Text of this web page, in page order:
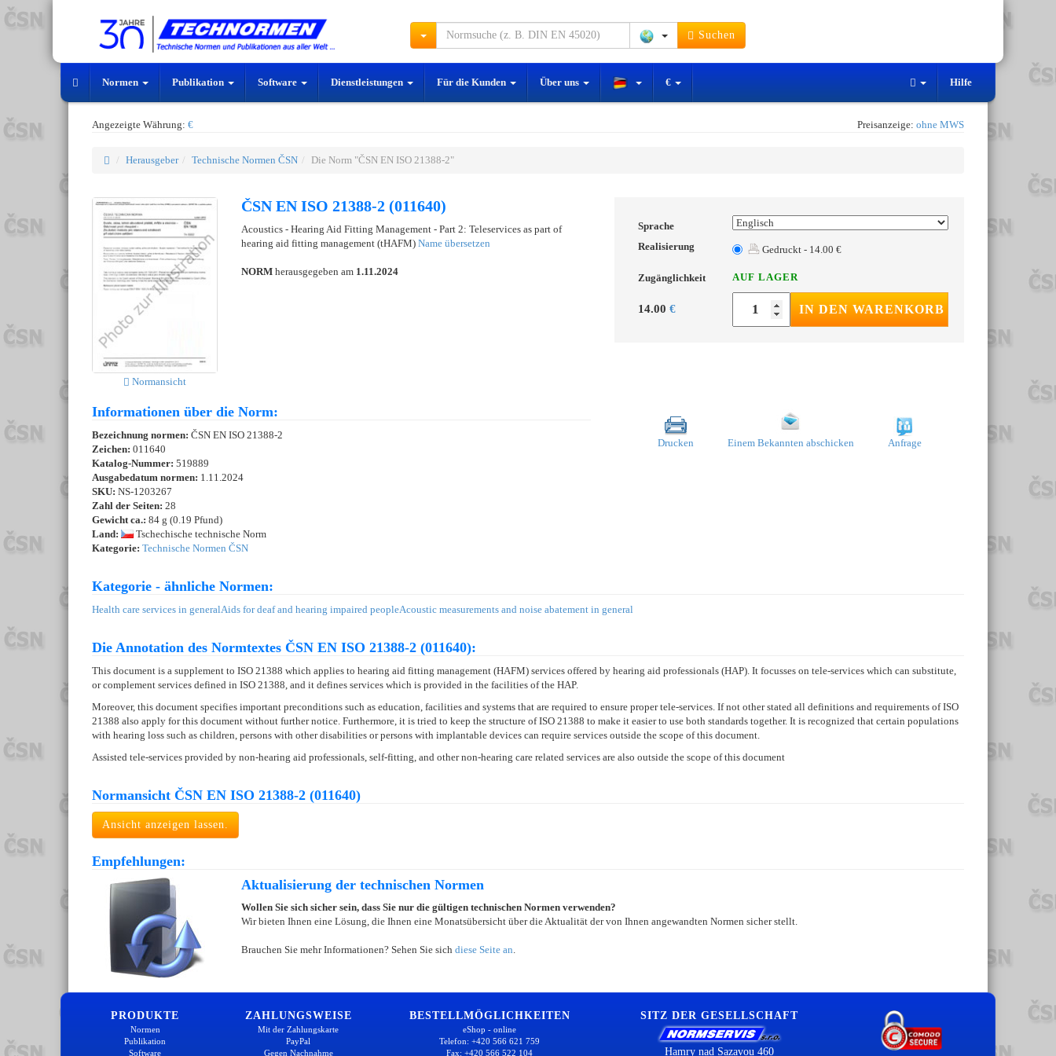
Suchen
Normen Publikation Software Dienstleistungen Für die Kunden Über uns € Hilfe
Angezeigte Währung: € Preisanzeige: ohne MWS
Herausgeber Technische Normen ČSN Die Norm "ČSN EN ISO 21388-2"
Normansicht
ČSN EN ISO 21388-2 (011640)
Acoustics - Hearing Aid Fitting Management - Part 2: Teleservices as part of
hearing aid fitting management (tHAFM) Name übersetzen
NORM herausgegeben am 1.11.2024
Sprache
Realisierung
Gedruckt - 14.00 €
Zugänglichkeit AUF LAGER
14.00 € IN DEN WARENKORB
Informationen über die Norm:
Bezeichnung normen: ČSN EN ISO 21388-2
Zeichen: 011640
Katalog-Nummer: 519889
Ausgabedatum normen: 1.11.2024
SKU: NS-1203267
Zahl der Seiten: 28
Gewicht ca.: 84 g (0.19 Pfund)
Land:
Tschechische technische Norm
Kategorie: Technische Normen ČSN
Drucken Einem Bekannten abschicken Anfrage
Kategorie - ähnliche Normen:
Health care services in generalAids for deaf and hearing impaired peopleAcoustic measurements and noise abatement in general
Die Annotation des Normtextes ČSN EN ISO 21388-2 (011640):
This document is a supplement to ISO 21388 which applies to hearing aid fitting management (HAFM) services offered by hearing aid professionals (HAP). It focusses on tele-services which can substitute,
or complement services defined in ISO 21388, and it defines services which is provided in the facilities of the HAP.
Moreover, this document specifies important preconditions such as education, facilities and systems that are required to ensure proper tele-services. If not other stated all definitions and requirements of ISO
21388 also apply for this document without further notice. Furthermore, it is tried to keep the structure of ISO 21388 to make it easier to use both standards together. It is recognized that certain populations
with hearing loss such as children, persons with other disabilities or persons with implantable devices can require services outside the scope of this document.
Assisted tele-services provided by non-hearing aid professionals, self-fitting, and other non-hearing care related services are also outside the scope of this document
Normansicht ČSN EN ISO 21388-2 (011640)
Ansicht anzeigen lassen.
Empfehlungen:
Aktualisierung der technischen Normen
Wollen Sie sich sicher sein, dass Sie nur die gültigen technischen Normen verwenden?
Wir bieten Ihnen eine Lösung, die Ihnen eine Monatsübersicht über die Aktualität der von Ihnen angewandten Normen sicher stellt.
Brauchen Sie mehr Informationen? Sehen Sie sich diese Seite an.
PRODUKTE
Normen
Publikation
Software
ZAHLUNGSWEISE
Mit der Zahlungskarte
PayPal
Gegen Nachnahme
BESTELLMÖGLICHKEITEN
eShop - online
Telefon: +420 566 621 759
Fax: +420 566 522 104
SITZ DER GESELLSCHAFT
Hamry nad Sazavou 460